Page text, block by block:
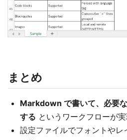
まとめ
Markdown で書いて、必要
する というワークフローが
設定ファイルでフォントや